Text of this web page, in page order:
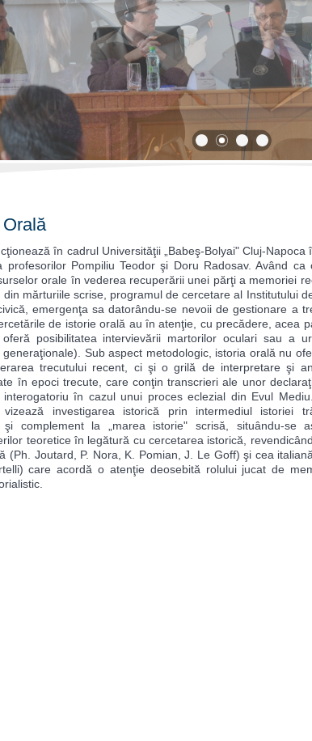
2
în cadrul Universităţii „Babeş-Bolyai" Cluj-Napoca
Pompiliu Teodor şi Doru Radosav. Având ca
orale în vederea recuperării unei părţi a memoriei
mărturiile scrise, programul de cercetare al Institutului
emergenţa sa datorându-se nevoii de gestionare a
de istorie orală au în atenţie, cu precădere, acea
posibilitatea intervievării martorilor oculari sau a
Sub aspect metodologic, istoria orală nu
trecutului recent, ci şi o grilă de interpretare şi
în epoci trecute, care conţin transcrieri ale unor
în cazul unui proces eclezial din Evul
investigarea istorică prin intermediul istoriei
şi complement la „marea istorie" scrisă, situându-se
teoretice în legătură cu cercetarea istorică,
(Ph. Joutard, P. Nora, K. Pomian, J. Le Goff) şi cea
care acordă o atenţie deosebită rolului jucat de